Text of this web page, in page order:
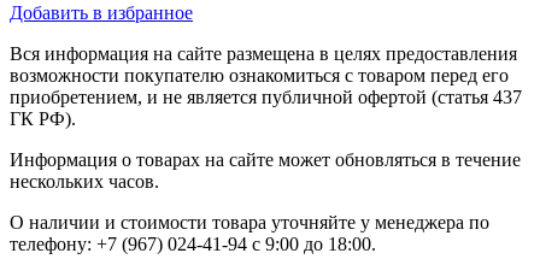
Добавить в избранное
Вся информация на сайте размещена в целях предоставления
возможности покупателю ознакомиться с товаром перед его
приобретением, и не является публичной офертой (статья 437
ГК РФ).
Информация о товарах на сайте может обновляться в течение
нескольких часов.
О наличии и стоимости товара уточняйте у менеджера по
телефону: +7 (967) 024-41-94 с 9:00 до 18:00.